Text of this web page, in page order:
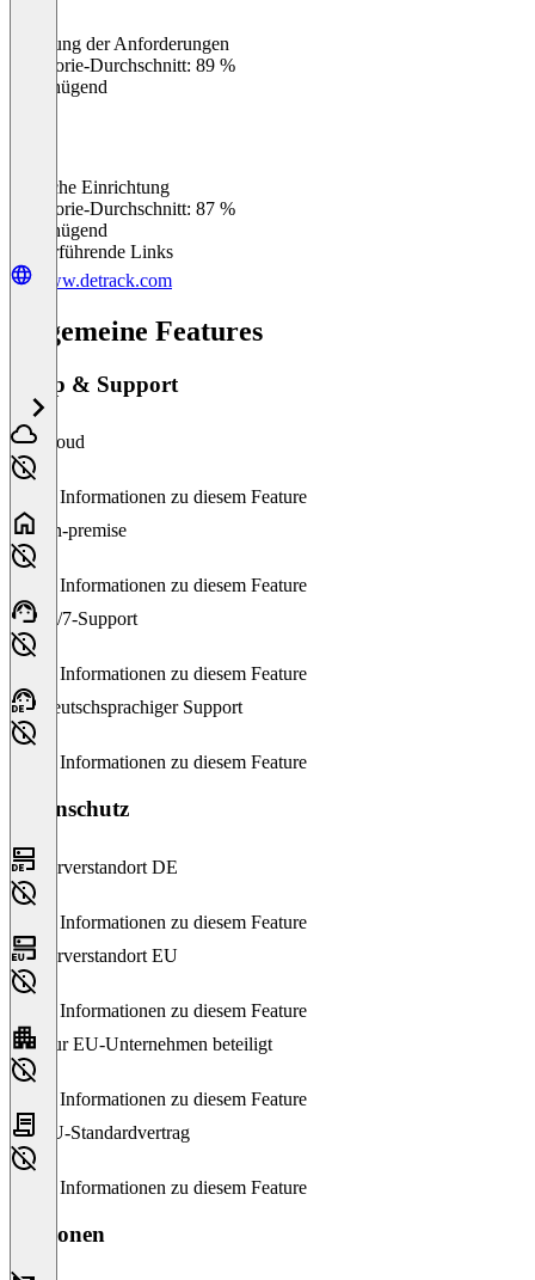
Erfüllung der Anforderungen
Kategorie-Durchschnitt: 89 %
Ungenügend
Einfache Einrichtung
Kategorie-Durchschnitt: 87 %
Ungenügend
Weiterführende Links
www.detrack.com
Allgemeine Features
Setup & Support
Cloud
Keine Informationen zu diesem Feature
On-premise
Keine Informationen zu diesem Feature
24/7-Support
Keine Informationen zu diesem Feature
Deutschsprachiger Support
Keine Informationen zu diesem Feature
Datenschutz
Serverstandort DE
Keine Informationen zu diesem Feature
Serverstandort EU
Keine Informationen zu diesem Feature
Nur EU-Unternehmen beteiligt
Keine Informationen zu diesem Feature
EU-Standardvertrag
Keine Informationen zu diesem Feature
Versionen